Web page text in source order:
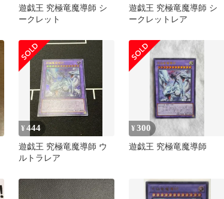
遊戯王 究極竜魔導師 シ
ークレット
遊戯王 究極竜魔導師 シ
ークレットレア
¥444
遊戯王 究極竜魔導師 ウ
ルトラレア
¥300
遊戯王 究極竜魔導師